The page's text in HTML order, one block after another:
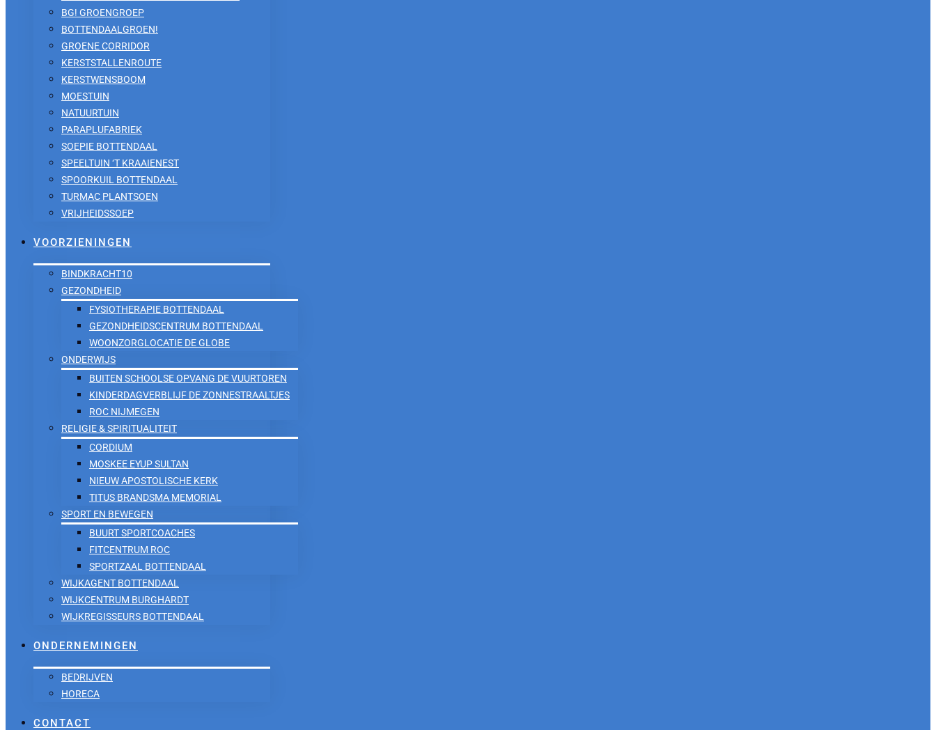
BG! GROENGROEP
BOTTENDAALGROEN!
GROENE CORRIDOR
KERSTSTALLENROUTE
KERSTWENSBOOM
MOESTUIN
NATUURTUIN
PARAPLUFABRIEK
SOEPIE BOTTENDAAL
SPEELTUIN ‘T KRAAIENEST
SPOORKUIL BOTTENDAAL
TURMAC PLANTSOEN
VRIJHEIDSSOEP
VOORZIENINGEN
BINDKRACHT10
GEZONDHEID
FYSIOTHERAPIE BOTTENDAAL
GEZONDHEIDSCENTRUM BOTTENDAAL
WOONZORGLOCATIE DE GLOBE
ONDERWIJS
BUITEN SCHOOLSE OPVANG DE VUURTOREN
KINDERDAGVERBLIJF DE ZONNESTRAALTJES
ROC NIJMEGEN
RELIGIE & SPIRITUALITEIT
CORDIUM
MOSKEE EYUP SULTAN
NIEUW APOSTOLISCHE KERK
TITUS BRANDSMA MEMORIAL
SPORT EN BEWEGEN
BUURT SPORTCOACHES
FITCENTRUM ROC
SPORTZAAL BOTTENDAAL
WIJKAGENT BOTTENDAAL
WIJKCENTRUM BURGHARDT
WIJKREGISSEURS BOTTENDAAL
ONDERNEMINGEN
BEDRIJVEN
HORECA
CONTACT